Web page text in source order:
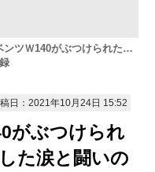
ンツＷ140がぶつけられた…
日：2021年10月24日 15:52
がぶつけられ
た涙と闘いの